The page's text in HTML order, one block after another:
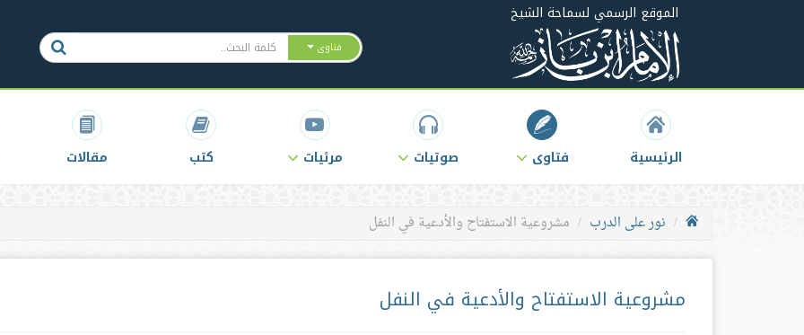
الموقع الرسمي لسماحة الشيخ
فتاوى
الرئيسية فتاوى صوتيات مرئيات كتب مقالات
نور على الدرب مشروعية الاستفتاح والأدعية في النفل
مشروعية الاستفتاح والأدعية في النفل